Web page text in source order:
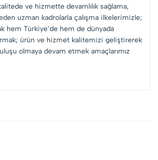
ve hizmette devamlılık sağlama,
uzman kadrolarla çalışma ilkelerimizle;
hem Türkiye’de hem de dünyada
ürün ve hizmet kalitemizi geliştirerek
olmaya devam etmek amaçlarımız